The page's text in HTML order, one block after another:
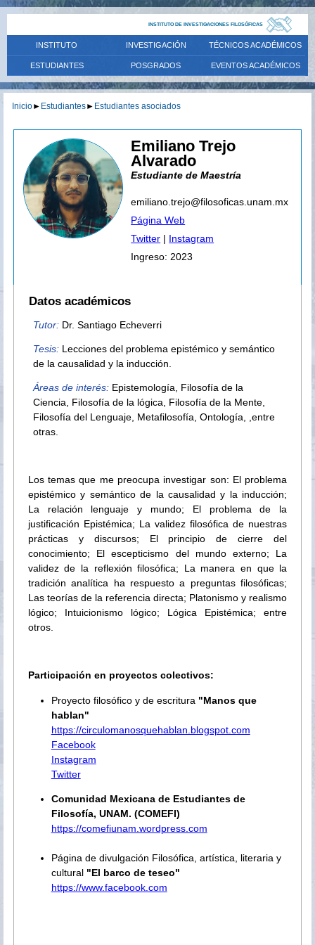
INSTITUTO DE INVESTIGACIONES FILOSÓFICAS
INSTITUTO INVESTIGACIÓN TÉCNICOS ACADÉMICOS
ESTUDIANTES POSGRADOS EVENTOS ACADÉMICOS
Inicio► Estudiantes► Estudiantes asociados
Emiliano Trejo
Alvarado
Estudiante de Maestría
emiliano.trejo@filosoficas.unam.mx
Página Web
Twitter | Instagram
Ingreso: 2023
Datos académicos
Tutor: Dr. Santiago Echeverri
Tesis: Lecciones del problema epistémico y semántico
de la causalidad y la inducción.
Áreas de interés: Epistemología, Filosofía de la
Ciencia, Filosofía de la lógica, Filosofía de la Mente,
Filosofía del Lenguaje, Metafilosofía, Ontología, ,entre
otras.
Los temas que me preocupa investigar son: El problema
epistémico y semántico de la causalidad y la inducción;
La relación lenguaje y mundo; El problema de la
justificación Epistémica; La validez filosófica de nuestras
prácticas y discursos; El principio de cierre del
conocimiento; El escepticismo del mundo externo; La
validez de la reflexión filosófica; La manera en que la
tradición analítica ha respuesto a preguntas filosóficas;
Las teorías de la referencia directa; Platonismo y realismo
lógico; Intuicionismo lógico; Lógica Epistémica; entre
otros.
Participación en proyectos colectivos:
Proyecto filosófico y de escritura "Manos que
hablan"
https://circulomanosquehablan.blogspot.com
Facebook
Instagram
Twitter
Comunidad Mexicana de Estudiantes de
Filosofía, UNAM. (COMEFI)
https://comefiunam.wordpress.com
Página de divulgación Filosófica, artística, literaria y
cultural"El barco de teseo"
https://www.facebook.com